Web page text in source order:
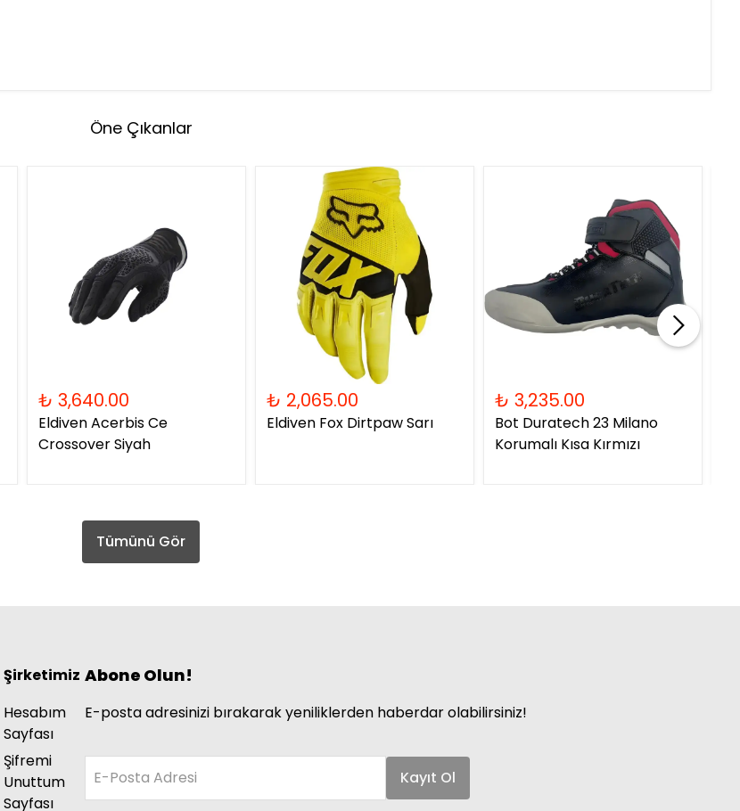
Öne Çıkanlar
₺ 3,640.00
Eldiven Acerbis Ce
Crossover Siyah
₺ 2,065.00
Eldiven Fox Dirtpaw Sarı
₺ 3,235.00
Bot Duratech 23 Milano
Korumalı Kısa Kırmızı
Tümünü Gör
Şirketimiz
Hesabım
Sayfası
Şifremi
Unuttum
Sayfası
Abone Olun!
E-posta adresinizi bırakarak yeniliklerden haberdar olabilirsiniz!
E-Posta Adresi Kayıt Ol